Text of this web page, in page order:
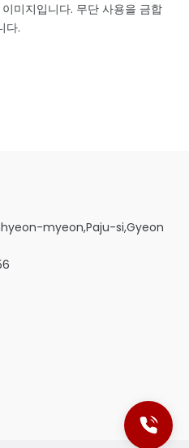
미지입니다. 무단 사용을 금합
다.
myeon,Paju-si,Gyeon